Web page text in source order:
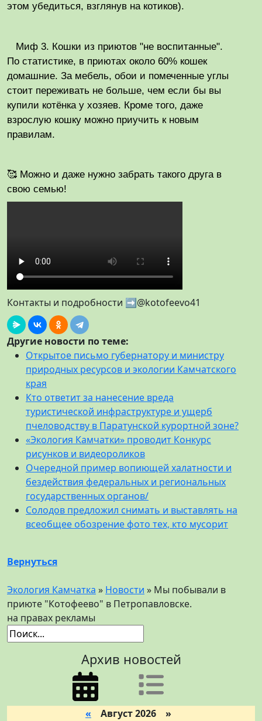
этом убедиться, взглянув на котиков).
Миф 3. Кошки из приютов "не воспитанные".
По статистике, в приютах около 60% кошек
домашние. За мебель, обои и помеченные углы
стоит переживать не больше, чем если бы вы
купили котёнка у хозяев. Кроме того, даже
взрослую кошку можно приучить к новым
правилам.
🥰 Можно и даже нужно забрать такого друга в
свою семью!
Контакты и подробности ➡️@kotofeevo41
Другие новости по теме:
Открытое письмо губернатору и министру
природных ресурсов и экологии Камчатского
края
Кто ответит за нанесение вреда
туристической инфраструктуре и ущерб
пчеловодству в Паратунской курортной зоне?
«Экология Камчатки» проводит Конкурс
рисунков и видеороликов
Очередной пример вопиющей халатности и
бездействия федеральных и региональных
государственных органов/
Солодов предложил снимать и выставлять на
всеобщее обозрение фото тех, кто мусорит
Вернуться
Экология Камчатка » Новости » Мы побывали в
приюте "Котофеево" в Петропавловске.
на правах рекламы
Архив новостей
« Август 2026 »